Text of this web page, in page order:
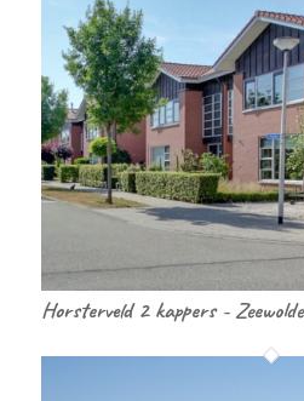
Horsterveld 2 kappers - Zeewolde